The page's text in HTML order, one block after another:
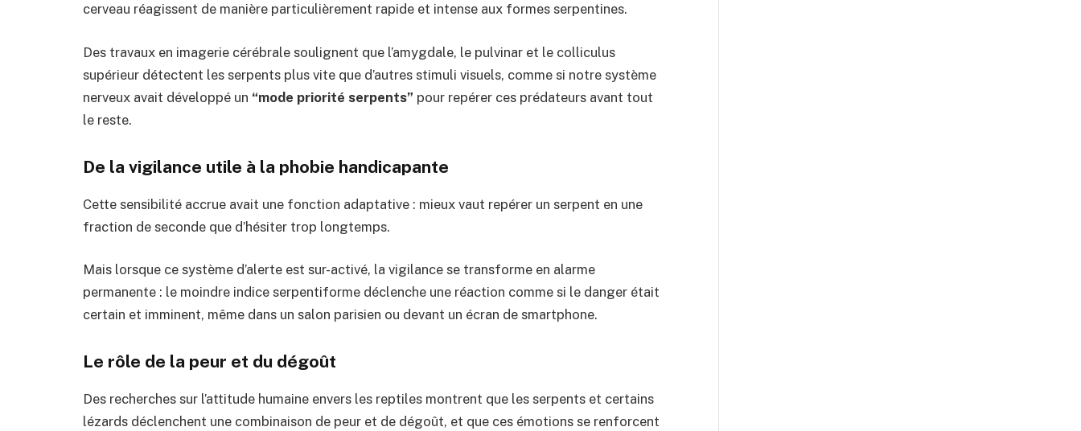
cerveau réagissent de manière particulièrement rapide et intense aux formes serpentines.
Des travaux en imagerie cérébrale soulignent que l’amygdale, le pulvinar et le colliculus
supérieur détectent les serpents plus vite que d’autres stimuli visuels, comme si notre système
nerveux avait développé un “mode priorité serpents” pour repérer ces prédateurs avant tout
le reste.
De la vigilance utile à la phobie handicapante
Cette sensibilité accrue avait une fonction adaptative : mieux vaut repérer un serpent en une
fraction de seconde que d’hésiter trop longtemps.
Mais lorsque ce système d’alerte est sur-activé, la vigilance se transforme en alarme
permanente : le moindre indice serpentiforme déclenche une réaction comme si le danger était
certain et imminent, même dans un salon parisien ou devant un écran de smartphone.
Le rôle de la peur et du dégoût
Des recherches sur l’attitude humaine envers les reptiles montrent que les serpents et certains
lézards déclenchent une combinaison de peur et de dégoût, et que ces émotions se renforcent